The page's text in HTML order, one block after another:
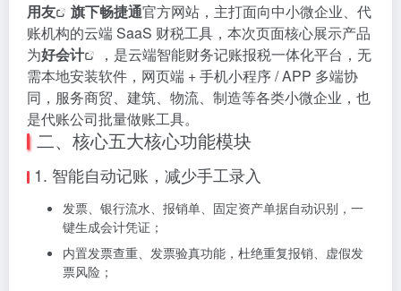
用友 旗下畅捷通官方网站，主打面向中小微企业、代
账机构的云端 SaaS 财税工具，本次页面核心展示产品
为好会计
，是云端智能财务记账报税一体化平台，无
需本地安装软件，网页端 + 手机小程序 / APP 多端协
同，服务商贸、建筑、物流、制造等各类小微企业，也
是代账公司批量做账工具。
二、核心五大核心功能模块
1. 智能自动记账，减少手工录入
发票、银行流水、报销单、固定资产单据自动识别，一
键生成会计凭证；
内置发票查重、发票验真功能，杜绝重复报销、虚假发
票风险；